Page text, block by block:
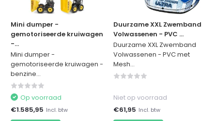
Mini dumper -
gemotoriseerde kruiwagen
-...
Mini dumper -
gemotoriseerde kruiwagen -
benzine...
Op voorraad
€1.585,95 Incl. btw
Duurzame XXL Zwemband
Volwassenen - PVC ...
Duurzame XXL Zwemband
Volwassenen - PVC met
Mesh...
Niet op voorraad
€61,95 Incl. btw